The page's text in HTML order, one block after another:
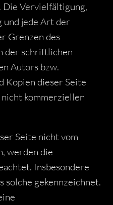
Vervielfältigung,
und jede Art der
Grenzen des
der schriftlichen
Autors bzw.
Kopien dieser Seite
kommerziellen
Seite nicht vom
werden die
Insbesondere
gekennzeichnet.